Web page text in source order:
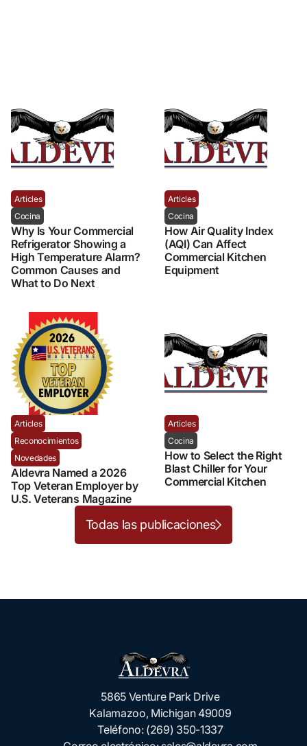
Articles
Cocina
Why Is Your Commercial
Refrigerator Showing a
High Temperature Alarm?
Common Causes and
What to Do Next
Articles
Cocina
How Air Quality Index
(AQI) Can Affect
Commercial Kitchen
Equipment
Articles
Reconocimientos
Novedades
Aldevra Named a 2026
Top Veteran Employer by
U.S. Veterans Magazine
Articles
Cocina
How to Select the Right
Blast Chiller for Your
Commercial Kitchen
Todas las publicaciones
5865 Venture Park Drive
Kalamazoo, Michigan 49009
Teléfono: (269) 350-1337